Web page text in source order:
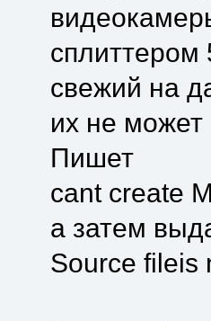
сплиттером
свежий на
их не
Пишет
cant create
а затем
Source fileis